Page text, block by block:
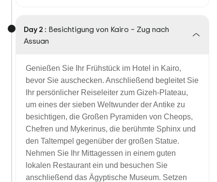
Day 2 : Besichtigung von Kairo – Zug nach
Assuan
Genießen Sie Ihr Frühstück im Hotel in Kairo,
bevor Sie auschecken. Anschließend begleitet Sie
Ihr persönlicher Reiseleiter zum Gizeh-Plateau,
um eines der sieben Weltwunder der Antike zu
besichtigen, die Großen Pyramiden von Cheops,
Chefren und Mykerinus, die berühmte Sphinx und
den Taltempel gegenüber der großen Statue.
Nehmen Sie Ihr Mittagessen in einem guten
lokalen Restaurant ein und besuchen Sie
anschließend das Ägyptische Museum. Setzen